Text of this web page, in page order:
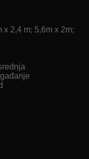
x 2,4 m; 5,6m x 2m;